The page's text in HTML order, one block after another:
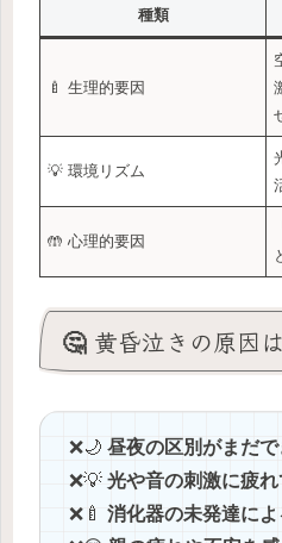
種類
🍼 生理的要因
💡 環境リズム
🤲 心理的要因
🤔 黄昏泣きの原因
❌️🌙 昼夜の区別がまだ
❌️💡 光や音の刺激に疲れ
❌️🍼 消化器の未発達に